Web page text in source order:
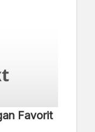
Favorit